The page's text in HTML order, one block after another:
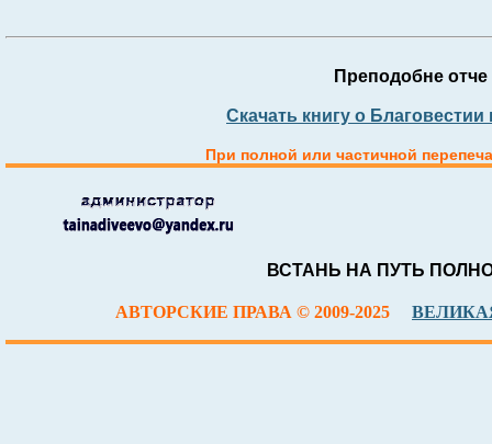
Преподобне
Скачать книгу о
При полной или частичной
ВСТАНЬ НА ПУТЬ
АВТОРСКИЕ ПРАВА © 2009-2025